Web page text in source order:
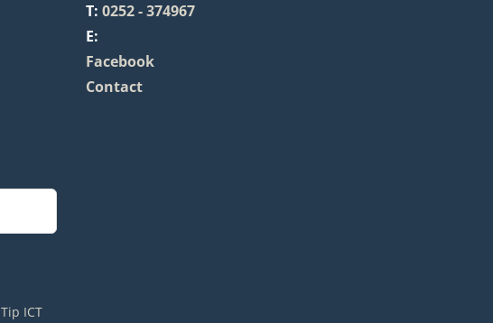
T:0252 - 374967
E:
Facebook
Contact
Tip ICT